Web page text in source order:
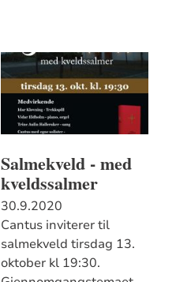
Salmekveld - med
kveldssalmer
30.9.2020
Cantus inviterer til
salmekveld tirsdag 13.
oktober kl 19:30.